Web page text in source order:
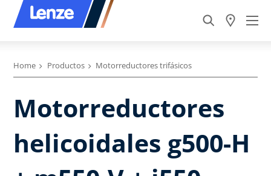
Home Productos Motorreductores trifásicos
Motorreductores
helicoidales g500-H